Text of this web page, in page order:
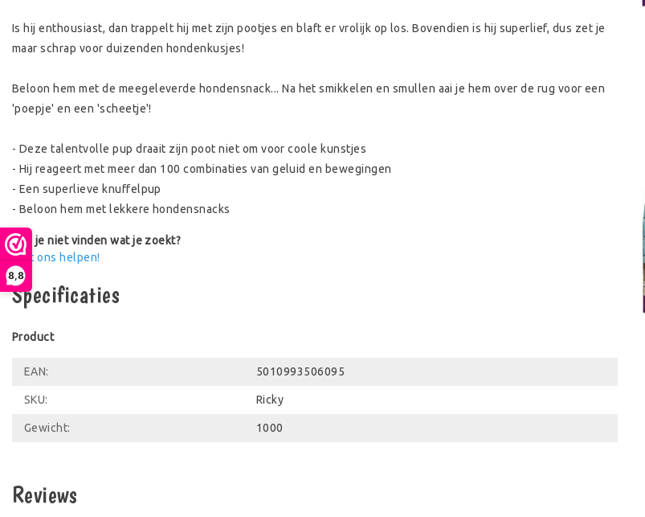
8,8
Is hij enthousiast, dan trappelt hij met zijn pootjes en blaft er vrolijk op los. Bovendien is hij superlief, dus zet je
maar schrap voor duizenden hondenkusjes!
Beloon hem met de meegeleverde hondensnack... Na het smikkelen en smullen aai je hem over de rug voor een
'poepje' en een 'scheetje'!
- Deze talentvolle pup draait zijn poot niet om voor coole kunstjes
- Hij reageert met meer dan 100 combinaties van geluid en bewegingen
- Een superlieve knuffelpup
- Beloon hem met lekkere hondensnacks
Kun je niet vinden wat je zoekt?
Laat ons helpen!
Specificaties
Product
EAN: 5010993506095
SKU: Ricky
Gewicht: 1000
Reviews